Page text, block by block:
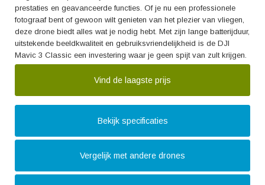
prestaties en geavanceerde functies. Of je nu een professionele
fotograaf bent of gewoon wilt genieten van het plezier van vliegen,
deze drone biedt alles wat je nodig hebt. Met zijn lange batterijduur,
uitstekende beeldkwaliteit en gebruiksvriendelijkheid is de DJI
Mavic 3 Classic een investering waar je geen spijt van zult krijgen.
Vind de laagste prijs
Bekijk specificaties
Vergelijk met andere drones